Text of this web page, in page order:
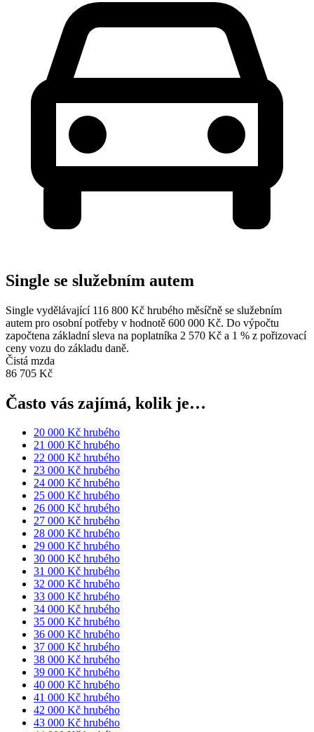
Single se služebním autem
Single vydělávající 116 800 Kč hrubého měsíčně se služebním
autem pro osobní potřeby v hodnotě 600 000 Kč. Do výpočtu
započtena základní sleva na poplatníka 2 570 Kč a 1 % z pořizovací
ceny vozu do základu daně.
Čistá mzda
86 705 Kč
Často vás zajímá, kolik je…
20 000 Kč hrubého
21 000 Kč hrubého
22 000 Kč hrubého
23 000 Kč hrubého
24 000 Kč hrubého
25 000 Kč hrubého
26 000 Kč hrubého
27 000 Kč hrubého
28 000 Kč hrubého
29 000 Kč hrubého
30 000 Kč hrubého
31 000 Kč hrubého
32 000 Kč hrubého
33 000 Kč hrubého
34 000 Kč hrubého
35 000 Kč hrubého
36 000 Kč hrubého
37 000 Kč hrubého
38 000 Kč hrubého
39 000 Kč hrubého
40 000 Kč hrubého
41 000 Kč hrubého
42 000 Kč hrubého
43 000 Kč hrubého